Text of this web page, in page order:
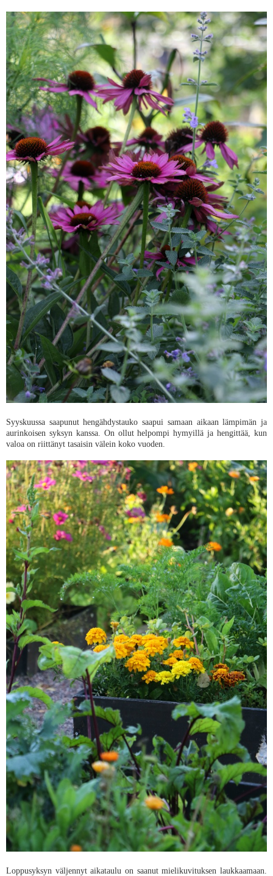
Syyskuussa saapunut hengähdystauko saapui samaan aikaan lämpimän ja
aurinkoisen syksyn kanssa. On ollut helpompi hymyillä ja hengittää, kun
valoa on riittänyt tasaisin välein koko vuoden.
Loppusyksyn väljennyt aikataulu on saanut mielikuvituksen laukkaamaan.